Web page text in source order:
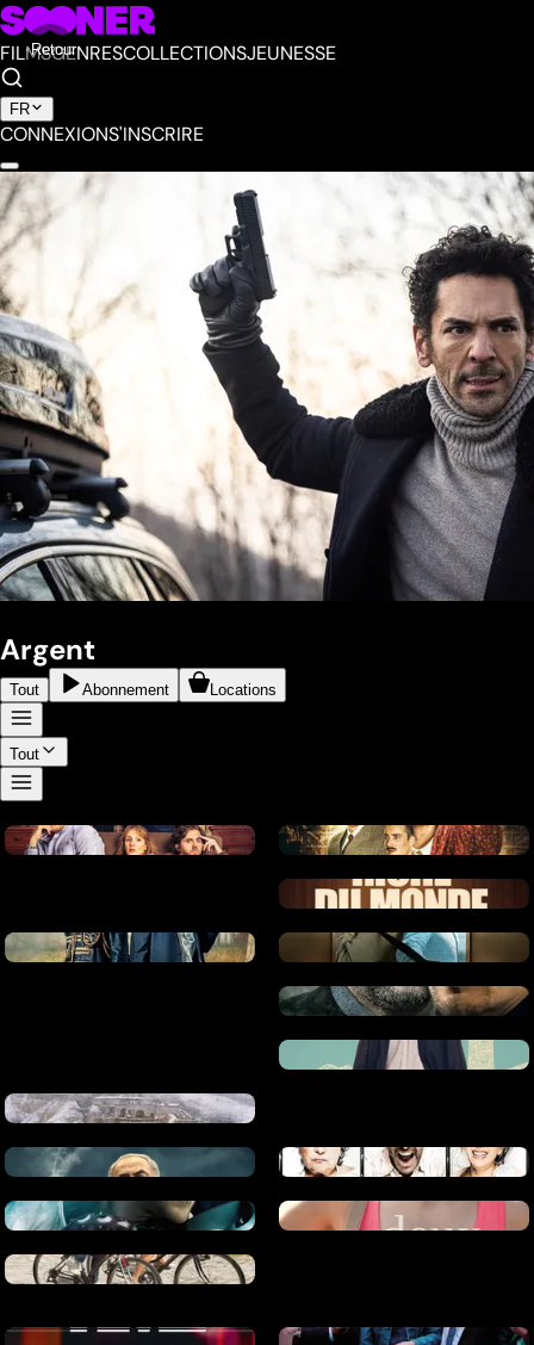
FILMSGENRESCOLLECTIONSJEUNESSE
FR
CONNEXIONS'INSCRIRE
Retour
Argent
Tout Abonnement Locations
Tout